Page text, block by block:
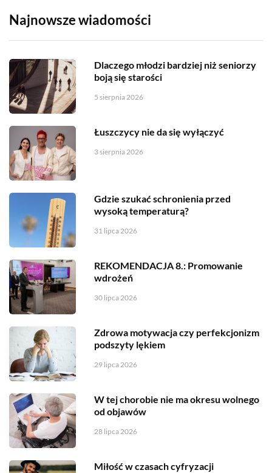
Najnowsze wiadomości
Dlaczego młodzi bardziej niż seniorzy
boją się starości
5 sierpnia 2026
Łuszczycy nie da się wyłączyć
3 sierpnia 2026
Gdzie szukać schronienia przed
wysoką temperaturą?
31 lipca 2026
REKOMENDACJA 8.: Promowanie
wdrożeń
30 lipca 2026
Zdrowa motywacja czy perfekcjonizm
podszyty lękiem
29 lipca 2026
W tej chorobie nie ma okresu wolnego
od objawów
28 lipca 2026
Miłość w czasach cyfryzacji